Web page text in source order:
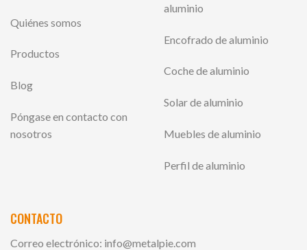
Quiénes somos
Productos
Blog
Póngase en contacto con
nosotros
aluminio
Encofrado de aluminio
Coche de aluminio
Solar de aluminio
Muebles de aluminio
Perfil de aluminio
CONTACTO
Correo electrónico: info@metalpie.com